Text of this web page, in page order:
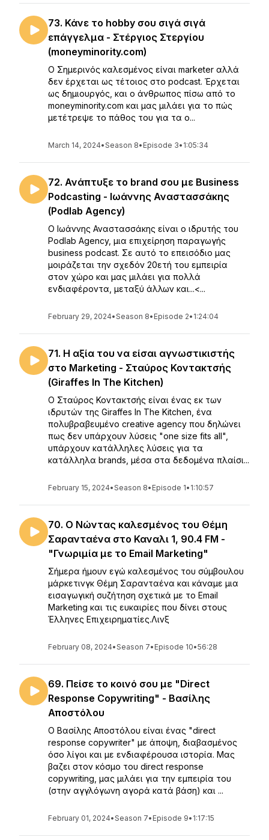
73. Κάνε το hobby σου σιγά σιγά
επάγγελμα - Στέργιος Στεργίου
(moneyminority.com)
Ο Σημερινός καλεσμένος είναι marketer αλλά
δεν έρχεται ως τέτοιος στο podcast. Έρχεται
ως δημιουργός, και ο άνθρωπος πίσω από το
moneyminority.com και μας μιλάει για το πώς
μετέτρεψε το πάθος του για τα ο...
March 14, 2024•Season 8• Episode 3• 1:05:34
72. Ανάπτυξε το brand σου με Business
Podcasting - Ιωάννης Αναστασσάκης
(Podlab Agency)
Ο Ιωάννης Αναστασσάκης είναι ο ιδρυτής του
Podlab Agency, μια επιχείρηση παραγωγής
business podcast. Σε αυτό το επεισόδιο μας
μοιράζεται την σχεδόν 20ετή του εμπειρία
στον χώρο και μας μιλάει για πολλά
ενδιαφέροντα, μεταξύ άλλων και...<...
February 29, 2024•Season 8• Episode 2• 1:24:04
71. Η αξία του να είσαι αγνωστικιστής
στο Marketing - Σταύρος Κοντακτσής
(Giraffes In The Kitchen)
Ο Σταύρος Κοντακτσής είναι ένας εκ των
ιδρυτών της Giraffes In The Kitchen, ένα
πολυβραβευμένο creative agency που δηλώνει
πως δεν υπάρχουν λύσεις "one size fits all",
υπάρχουν κατάλληλες λύσεις για τα
κατάλληλα brands, μέσα στα δεδομένα πλαίσι...
February 15, 2024•Season 8• Episode 1• 1:10:57
70. Ο Νώντας καλεσμένος του Θέμη
Σαρανταένα στο Καναλι 1, 90.4 FM -
"Γνωριμία με το Email Marketing"
Σήμερα ήμουν εγώ καλεσμένος του σύμβουλου
μάρκετινγκ Θέμη Σαρανταένα και κάναμε μια
εισαγωγική συζήτηση σχετικά με το Email
Marketing και τις ευκαιρίες που δίνει στους
Έλληνες Επιχειρηματίες.Λινξ
February 08, 2024•Season 7• Episode 10•56:28
69. Πείσε το κοινό σου με "Direct
Response Copywriting" - Βασίλης
Αποστόλου
Ο Βασίλης Αποστόλου είναι ένας "direct
response copywriter" με άποψη, διαβασμένος
όσο λίγοι και με ενδιαφέρουσα ιστορία. Μας
βαζει στον κόσμο του direct response
copywriting, μας μιλάει για την εμπειρία του
(στην αγγλόγωνη αγορά κατά βάση) και ...
February 01, 2024•Season 7• Episode 9• 1:17:15